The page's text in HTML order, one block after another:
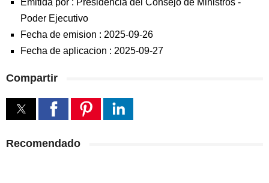
Emitida por : Presidencia del Consejo de Ministros -
Poder Ejecutivo
Fecha de emision : 2025-09-26
Fecha de aplicacion : 2025-09-27
Compartir
Recomendado